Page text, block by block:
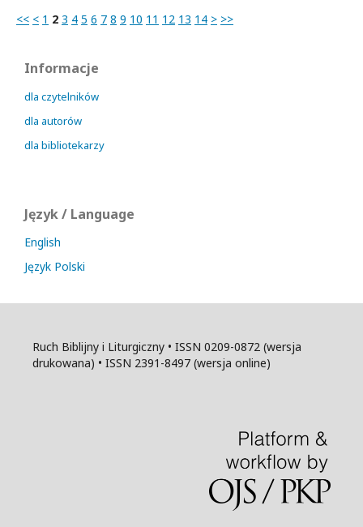
<< < 1 2 3 4 5 6 7 8 9 10 11 12 13 14 > >>
Informacje
dla czytelników
dla autorów
dla bibliotekarzy
Język / Language
English
Język Polski
Ruch Biblijny i Liturgiczny • ISSN 0209-0872 (wersja
drukowana) • ISSN 2391-8497 (wersja online)